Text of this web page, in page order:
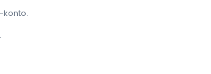
konto.